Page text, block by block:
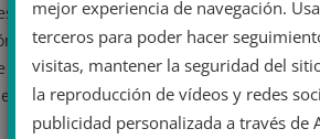
que se establecen en un país
de impuestos. En la actualidad, tienen
dinero y capital en el sistema financiero
tipo de empresas, también llamadas
mejor experiencia de navegación.
terceros para poder hacer
visitas, mantener la seguridad del
la reproducción de vídeos y redes
publicidad personalizada a través de